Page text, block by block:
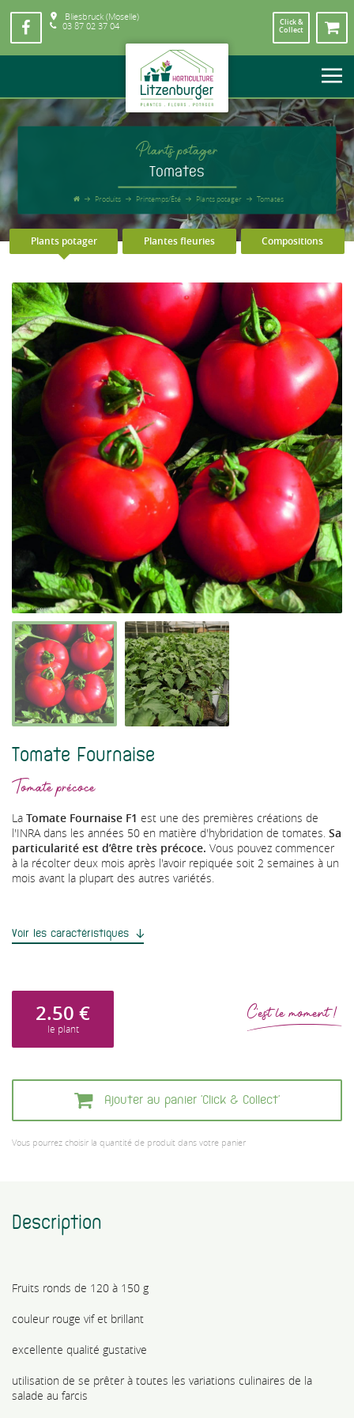
Bliesbruck (Moselle)
03 87 02 37 04
Click &
Collect
Plants potager
Tomates
Produits Printemps/Été Plants potager Tomates
Plants potager Plantes fleuries Compositions
Tomate Fournaise
Tomate précoce
La Tomate Fournaise F1 est une des premières créations de
l'INRA dans les années 50 en matière d'hybridation de tomates. Sa
particularité est d’être très précoce. Vous pouvez commencer
à la récolter deux mois après l'avoir repiquée soit 2 semaines à un
mois avant la plupart des autres variétés.
Voir les caractéristiques
2.50 €
le plant
C'est le moment !
Ajouter au panier 'Click & Collect'
Vous pourrez choisir la quantité de produit dans votre panier
Description
Fruits ronds de 120 à 150 g
couleur rouge vif et brillant
excellente qualité gustative
utilisation de se prêter à toutes les variations culinaires de la
salade au farcis